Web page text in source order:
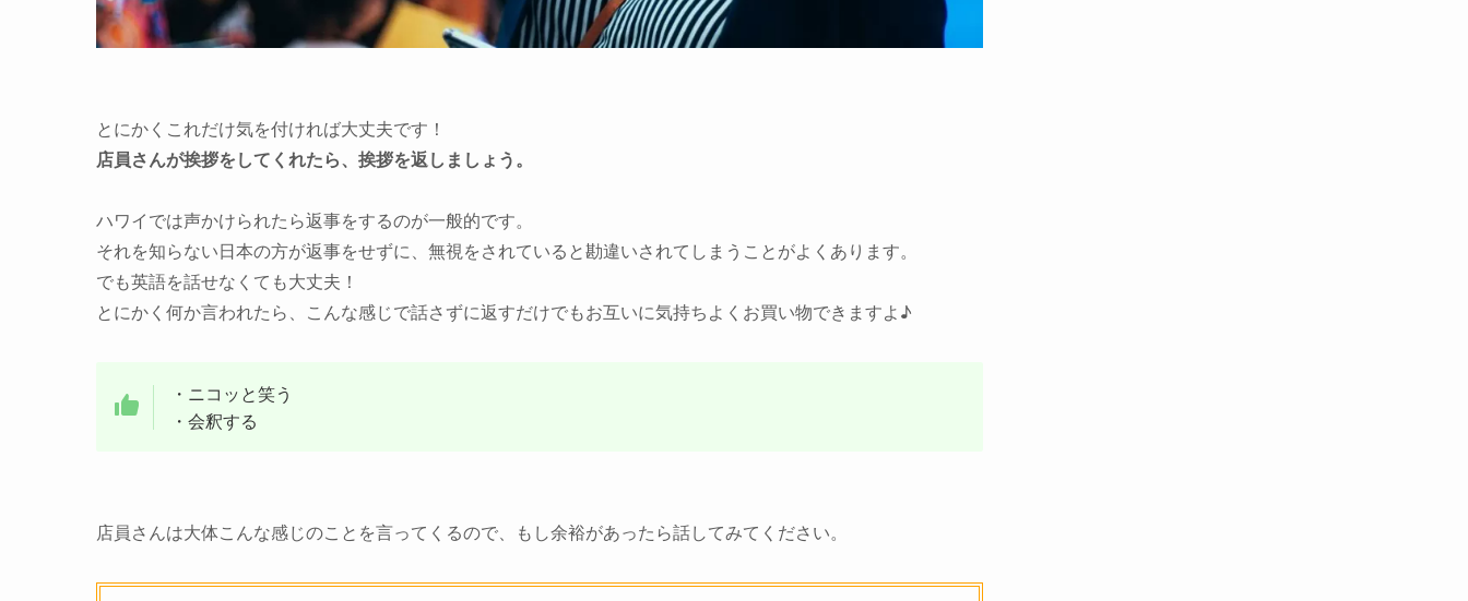
とにかくこれだけ気を付ければ大丈夫です！
店員さんが挨拶をしてくれたら、挨拶を返しましょう。
ハワイでは声かけられたら返事をするのが一般的です。
それを知らない日本の方が返事をせずに、無視をされていると勘違いされてしまうことがよくあります。
でも英語を話せなくても大丈夫！
とにかく何か言われたら、こんな感じで話さずに返すだけでもお互いに気持ちよくお買い物できますよ♪
・ニコッと笑う
・会釈する
店員さんは大体こんな感じのことを言ってくるので、もし余裕があったら話してみてください。